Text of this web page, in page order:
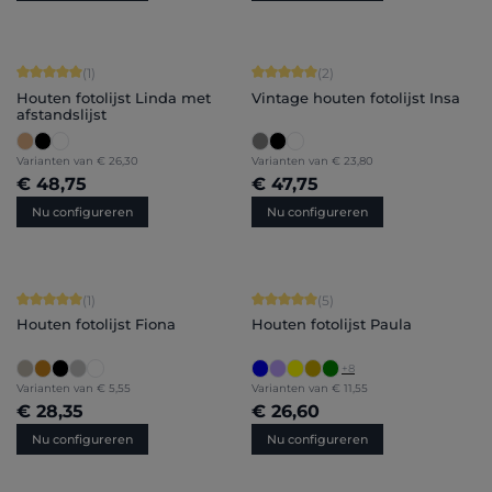
Gemiddelde waardering van 5 van 5 sterren
(1)
Houten fotolijst Linda met
afstandslijst
Varianten van € 26,30
€ 48,75
Nu configureren
Gemiddelde waardering van 5 van 5
(2)
Vintage houten fotolijst Insa
Varianten van € 23,80
€ 47,75
Nu configureren
Gemiddelde waardering van 5 van 5 sterren
(1)
Houten fotolijst Fiona
Varianten van € 5,55
€ 28,35
Nu configureren
Gemiddelde waardering van 5 van 5
(5)
Houten fotolijst Paula
+8
Varianten van € 11,55
€ 26,60
Nu configureren